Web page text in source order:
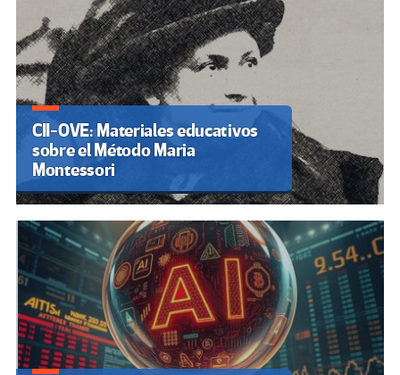
CII-OVE: Materiales educativos
sobre el Método Maria
Montessori